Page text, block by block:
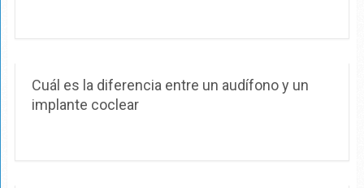
Cuál es la diferencia entre un audífono y un
implante coclear